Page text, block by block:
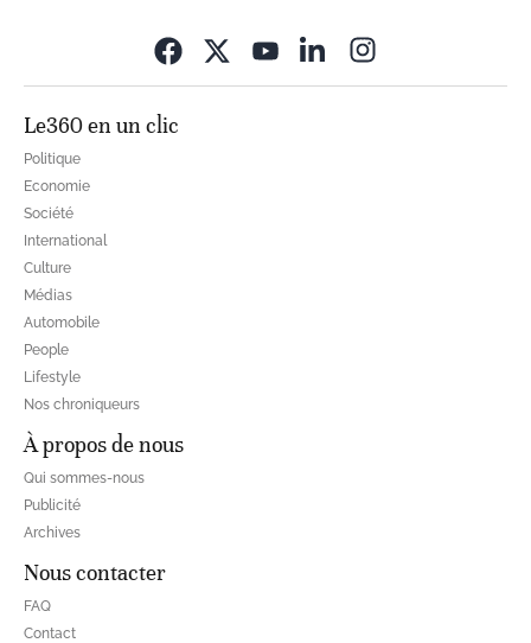
Le360 en un clic
Politique
Economie
Société
International
Culture
Médias
Automobile
People
Lifestyle
Nos chroniqueurs
À propos de nous
Qui sommes-nous
Publicité
Archives
Nous contacter
FAQ
Contact